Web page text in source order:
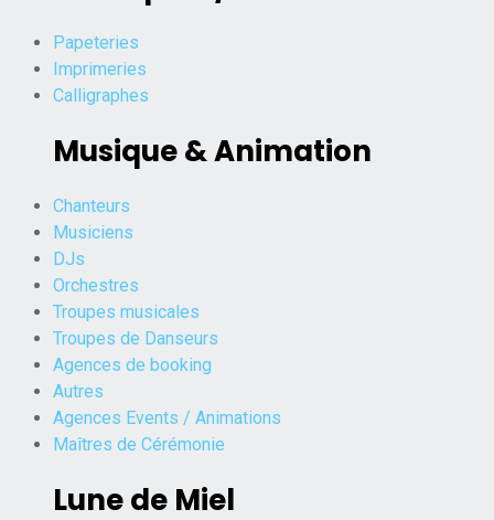
Papeteries
Imprimeries
Calligraphes
Musique & Animation
Chanteurs
Musiciens
DJs
Orchestres
Troupes musicales
Troupes de Danseurs
Agences de booking
Autres
Agences Events / Animations
Maîtres de Cérémonie
Lune de Miel